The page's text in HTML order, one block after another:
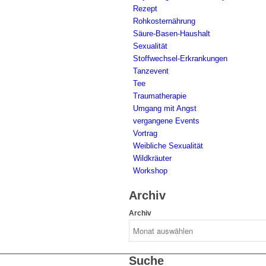
Rezept
Rohkosternährung
Säure-Basen-Haushalt
Sexualität
Stoffwechsel-Erkrankungen
Tanzevent
Tee
Traumatherapie
Umgang mit Angst
vergangene Events
Vortrag
Weibliche Sexualität
Wildkräuter
Workshop
Archiv
Archiv
Suche